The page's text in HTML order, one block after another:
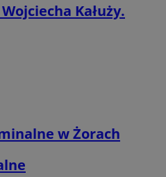
Kałuży.
w Żorach